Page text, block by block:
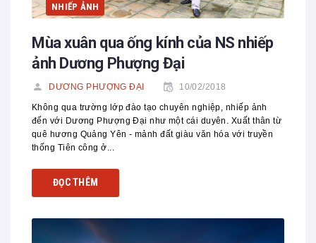
NHIẾP ẢNH
Mùa xuân qua ống kính của NS nhiếp
ảnh Dương Phượng Đại
DƯƠNG PHƯỢNG ĐẠI 10/02/2018
Không qua trường lớp đào tạo chuyên nghiệp, nhiếp ảnh
đến với Dương Phượng Đại như một cái duyên. Xuất thân từ
quê hương Quảng Yên - mảnh đất giàu văn hóa với truyền
thống Tiên công ở...
ĐỌC THÊM